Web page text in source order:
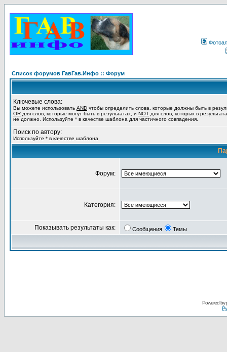
Список форумов ГавГав.Инфо :: Форум
Ключевые слова:
Вы можете использовать AND чтобы определить слова, которые должны быть в
OR для слов, которые могут быть в результатах, и NOT для слов, которых в
не должно. Используйте * в качестве шаблона для частичного совпадения.
Поиск по автору:
Используйте * в качестве шаблона
Форум:
Категория:
Показывать результаты как: Сообщения Темы
Powered by